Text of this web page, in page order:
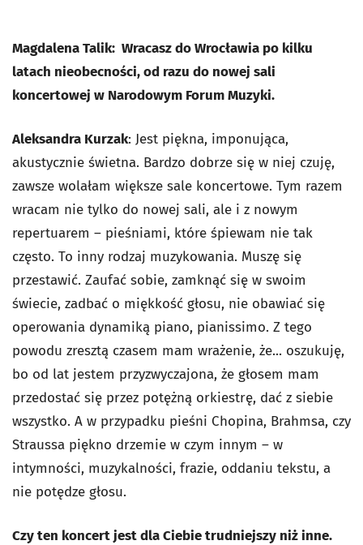
Magdalena Talik: Wracasz do Wrocławia po kilku
latach nieobecności, od razu do nowej sali
koncertowej w Narodowym Forum Muzyki.
Aleksandra Kurzak: Jest piękna, imponująca,
akustycznie świetna. Bardzo dobrze się w niej czuję,
zawsze wolałam większe sale koncertowe. Tym razem
wracam nie tylko do nowej sali, ale i z nowym
repertuarem – pieśniami, które śpiewam nie tak
często. To inny rodzaj muzykowania. Muszę się
przestawić. Zaufać sobie, zamknąć się w swoim
świecie, zadbać o miękkość głosu, nie obawiać się
operowania dynamiką piano, pianissimo. Z tego
powodu zresztą czasem mam wrażenie, że... oszukuję,
bo od lat jestem przyzwyczajona, że głosem mam
przedostać się przez potężną orkiestrę, dać z siebie
wszystko. A w przypadku pieśni Chopina, Brahmsa, czy
Straussa piękno drzemie w czym innym – w
intymności, muzykalności, frazie, oddaniu tekstu, a
nie potędze głosu.
Czy ten koncert jest dla Ciebie trudniejszy niż inne.